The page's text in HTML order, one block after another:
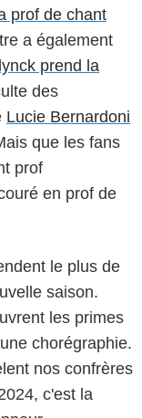
prof de chant
a également
prend la
des
Lucie Bernardoni
que les fans
prof
en prof de
le plus de
saison.
les primes
chorégraphie.
nos confrères
c'est la